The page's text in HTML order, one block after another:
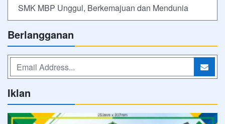
SMK MBP Unggul, Berkemajuan dan Mendunia
Berlangganan
Iklan